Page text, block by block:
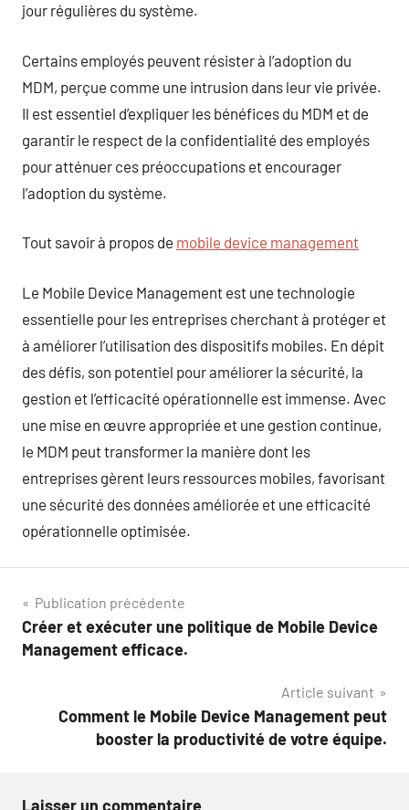
jour régulières du système.
Certains employés peuvent résister à l’adoption du
MDM, perçue comme une intrusion dans leur vie privée.
Il est essentiel d’expliquer les bénéfices du MDM et de
garantir le respect de la confidentialité des employés
pour atténuer ces préoccupations et encourager
l’adoption du système.
Tout savoir à propos de mobile device management
Le Mobile Device Management est une technologie
essentielle pour les entreprises cherchant à protéger et
à améliorer l’utilisation des dispositifs mobiles. En dépit
des défis, son potentiel pour améliorer la sécurité, la
gestion et l’efficacité opérationnelle est immense. Avec
une mise en œuvre appropriée et une gestion continue,
le MDM peut transformer la manière dont les
entreprises gèrent leurs ressources mobiles, favorisant
une sécurité des données améliorée et une efficacité
opérationnelle optimisée.
Navigation
de
Publication précédente
Créer et exécuter une politique de Mobile Device
Management efficace.
Article suivant
Comment le Mobile Device Management peut
booster la productivité de votre équipe.
Laisser un commentaire